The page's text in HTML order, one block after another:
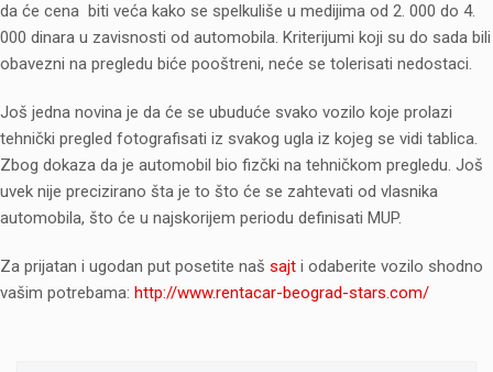
da će cena biti veća kako se spelkuliše u medijima od 2. 000 do 4.
000 dinara u zavisnosti od automobila. Kriterijumi koji su do sada bili
obavezni na pregledu biće pooštreni, neće se tolerisati nedostaci.
Još jedna novina je da će se ubuduće svako vozilo koje prolazi
tehnički pregled fotografisati iz svakog ugla iz kojeg se vidi tablica.
Zbog dokaza da je automobil bio fizčki na tehničkom pregledu. Još
uvek nije precizirano šta je to što će se zahtevati od vlasnika
automobila, što će u najskorijem periodu definisati MUP.
Za prijatan i ugodan put posetite naš sajt i odaberite vozilo shodno
vašim potrebama: http://www.rentacar-beograd-stars.com/